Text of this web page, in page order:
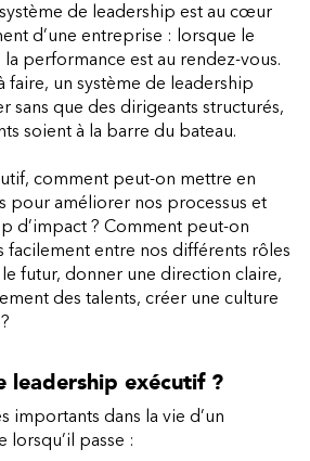
système de leadership est au cœur
d’une entreprise : lorsque le
la performance est au rendez-vous.
faire, un système de leadership
sans que des dirigeants structurés,
soient à la barre du bateau.
comment peut-on mettre en
pour améliorer nos processus et
d’impact ? Comment peut-on
facilement entre nos différents rôles
futur, donner une direction claire,
des talents, créer une culture
leadership exécutif ?
importants dans la vie d’un
lorsqu’il passe :